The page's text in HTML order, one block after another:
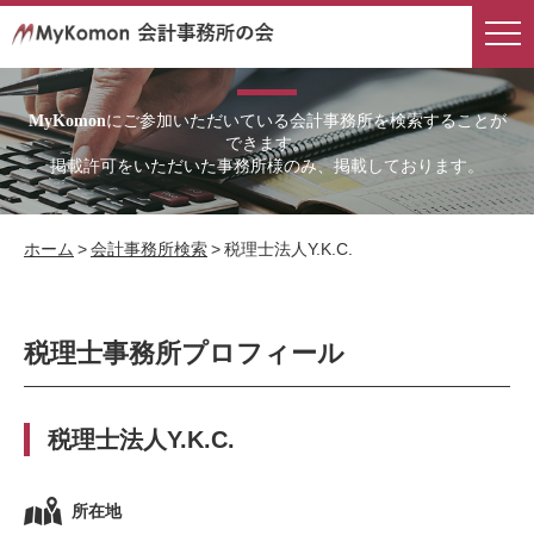
MyKomonにご参加いただいている会計事務所を検索することが
できます。
掲載許可をいただいた事務所様のみ、掲載しております。
ホーム >会計事務所検索>税理士法人Y.K.C.
税理士事務所プロフィール
税理士法人Y.K.C.
所在地